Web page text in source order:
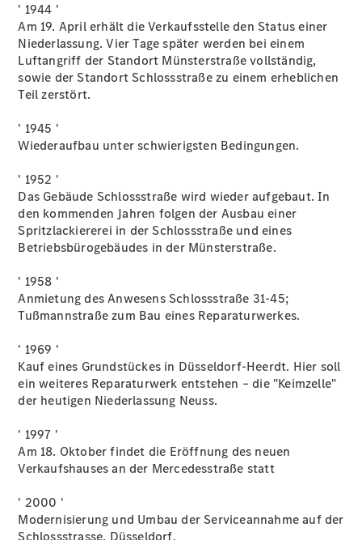
Der
brandneue
Der
Shooting
Brake
CLA
Shooting
Modell
E-Klasse T-
A-Klasse
Coupés
' 1944 '
Am 19. April erhält die Verkaufsstelle den Status einer
Niederlassung. Vier Tage später werden bei einem
Luftangriff der Standort Münsterstraße vollständig,
sowie der Standort Schlossstraße zu einem erheblichen
Teil zerstört.
' 1945 '
Wiederaufbau unter schwierigsten Bedingungen.
' 1952 '
Das Gebäude Schlossstraße wird wieder aufgebaut. In
den kommenden Jahren folgen der Ausbau einer
Spritzlackiererei in der Schlossstraße und eines
Betriebsbürogebäudes in der Münsterstraße.
' 1958 '
Anmietung des Anwesens Schlossstraße 31-45;
Tußmannstraße zum Bau eines Reparaturwerkes.
' 1969 '
Kauf eines Grundstückes in Düsseldorf-Heerdt. Hier soll
ein weiteres Reparaturwerk entstehen – die "Keimzelle"
der heutigen Niederlassung Neuss.
' 1997 '
Am 18. Oktober findet die Eröffnung des neuen
Verkaufshauses an der Mercedesstraße statt
' 2000 '
Modernisierung und Umbau der Serviceannahme auf der
Schlossstrasse, Düsseldorf.